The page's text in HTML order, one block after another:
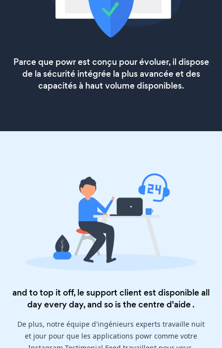
Parce que powr est conçu pour évoluer, il dispose
de la sécurité intégrée la plus avancée et des
capacités à haut volume disponibles.
and to top it off, le support client est disponible all
day every day, and so is thecentre d'aide.
De plus, notre équipe d'ingénieurs experts travaille nuit
et jour pour que les applications powr comme votre